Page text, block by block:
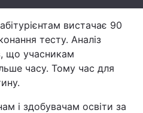
вистачає 90
тесту. Аналіз
що учасникам
часу. Тому час для
і здобувачам освіти за